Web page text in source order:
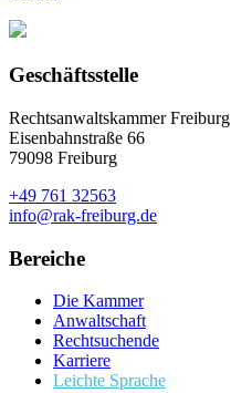
Geschäftsstelle
Rechtsanwaltskammer Freiburg
Eisenbahnstraße 66
79098 Freiburg
+49 761 32563
info@rak-freiburg.de
Bereiche
Die Kammer
Anwaltschaft
Rechtsuchende
Karriere
Leichte Sprache